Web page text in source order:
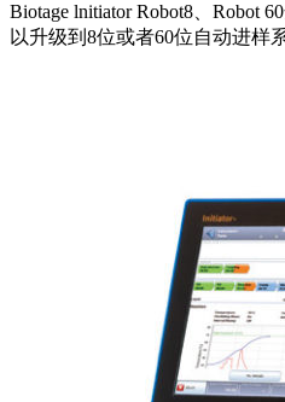
Biotage lnitiator Robot8、Robot
以升级到8位或者60位自动进